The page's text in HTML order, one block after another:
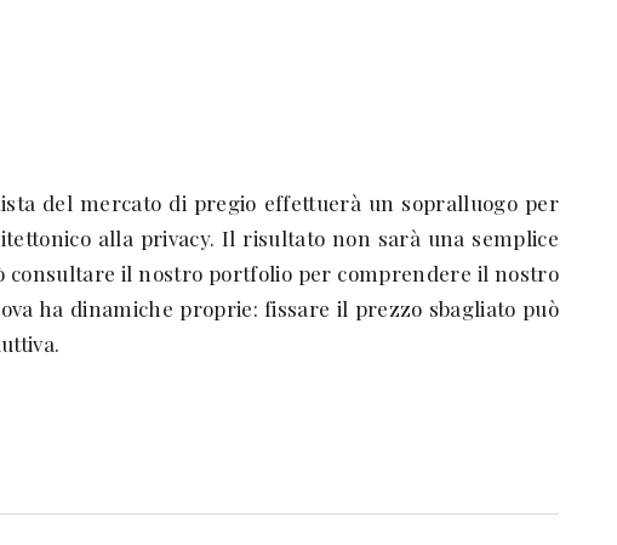
del mercato di pregio effettuerà un sopralluogo per
alla privacy. Il risultato non sarà una semplice
consultare il nostro portfolio per comprendere il nostro
ha dinamiche proprie: fissare il prezzo sbagliato può